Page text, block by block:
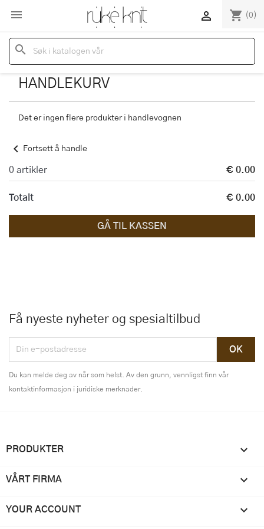
 shopping_cart (0)

search
HANDLEKURV
Det er ingen flere produkter i handlevognen
chevron_left Fortsett å handle
0 artikler € 0.00
Totalt € 0.00
GÅ TIL KASSEN
Få nyeste nyheter og spesialtilbud
Du kan melde deg av når som helst. Av den grunn, vennligst finn vår
kontaktinformasjon i juridiske merknader.
PRODUKTER 
VÅRT FIRMA 
YOUR ACCOUNT 